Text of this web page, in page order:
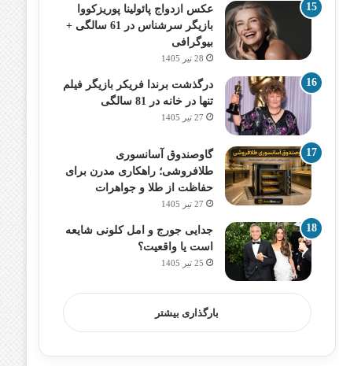
عکس ازدواج پائولینا پوریزکووا
بازیگر سرشناس در 61 سالگی +
بیوگرافی
28 تیر 1405
درگذشت برندا فریکر بازیگر فیلم
تنها در خانه در 81 سالگی
27 تیر 1405
گاوصندوق آسانسوری
طلافروشی؛ راهکاری مدرن برای
حفاظت از طلا و جواهرات
27 تیر 1405
جدایی جورج و امل کلونی شایعه
است یا واقعیت؟
25 تیر 1405
بارگذاری بیشتر